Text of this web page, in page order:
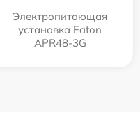
Электропитающая
установка Eaton
APR48-3G